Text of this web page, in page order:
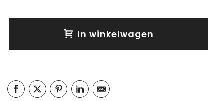
In winkelwagen